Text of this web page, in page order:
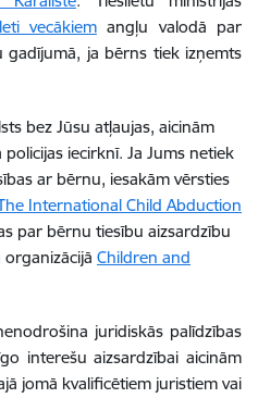
vecākiemangļu valodā par
ja bērns tiek izņemts
bez Jūsu atļaujas, aicinām
iecirknī. Ja Jums netiek
ar bērnu, iesakām vērsties
International Child Abduction
par bērnu tiesību aizsardzību
organizācijā Children and
juridiskās palīdzības
interešu aizsardzībai aicinām
jomā kvalificētiem juristiem vai